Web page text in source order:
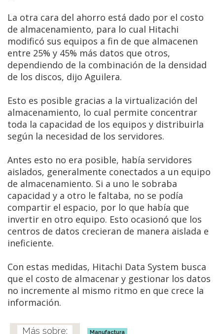
La otra cara del ahorro está dado por el costo
de almacenamiento, para lo cual Hitachi
modificó sus equipos a fin de que almacenen
entre 25% y 45% más datos que otros,
dependiendo de la combinación de la densidad
de los discos, dijo Aguilera.
Esto es posible gracias a la virtualización del
almacenamiento, lo cual permite concentrar
toda la capacidad de los equipos y distribuirla
según la necesidad de los servidores.
Antes esto no era posible, había servidores
aislados, generalmente conectados a un equipo
de almacenamiento. Si a uno le sobraba
capacidad y a otro le faltaba, no se podía
compartir el espacio, por lo que había que
invertir en otro equipo. Esto ocasionó que los
centros de datos crecieran de manera aislada e
ineficiente.
Con estas medidas, Hitachi Data System busca
que el costo de almacenar y gestionar los datos
no incremente al mismo ritmo en que crece la
información.
Manufactura